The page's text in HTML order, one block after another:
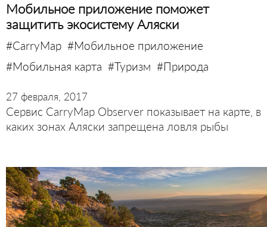
Мобильное приложение поможет
защитить экосистему Аляски
#CarryMap #Мобильное приложение
#Мобильная карта #Туризм #Природа
27 февраля, 2017
Сервис CarryMap Observer показывает на карте, в
каких зонах Аляски запрещена ловля рыбы